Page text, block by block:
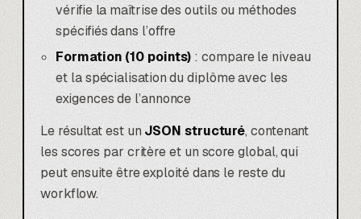
vérifie la maîtrise des outils ou méthodes
spécifiés dans l’offre
Formation (10 points): compare le niveau
et la spécialisation du diplôme avec les
exigences de l’annonce
Le résultat est unJSON structuré, contenant
les scores par critère et un score global, qui
peut ensuite être exploité dans le reste du
workflow.